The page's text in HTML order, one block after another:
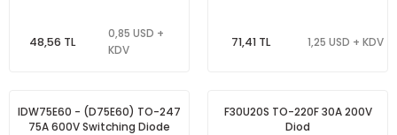
48,56 TL
0,85 USD +
KDV
71,41 TL 1,25 USD + KDV
IDW75E60 - (D75E60) TO-247
75A 600V Switching Diode
F30U20S TO-220F 30A 200V
Diod